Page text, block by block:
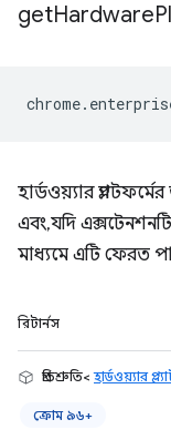
getHardware
chrome.
হার্ডওয়্যার
এবং, যদি
মাধ্যমে এটি ফেরত
রিটার্নস
প্রতিশ্রুতি<হার্ডওয়্যার
ক্রোম ৯৬+